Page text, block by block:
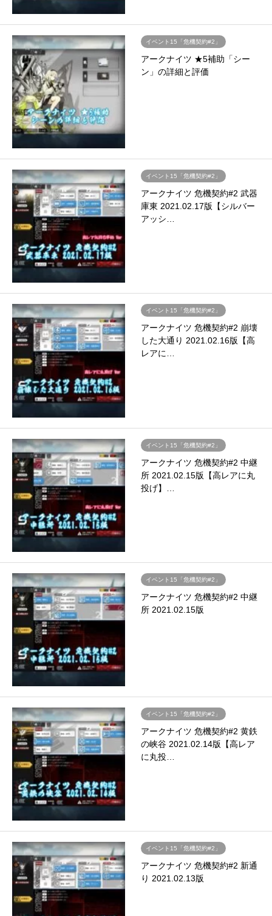
イベント15「危機契約#2」
アークナイツ ★5補助「シー
ン」の詳細と評価
イベント15「危機契約#2」
アークナイツ 危機契約#2 武器
庫東 2021.02.17版【シルバー
アッシ…
イベント15「危機契約#2」
アークナイツ 危機契約#2 崩壊
した大通り 2021.02.16版【高
レアに…
イベント15「危機契約#2」
アークナイツ 危機契約#2 中継
所 2021.02.15版【高レアに丸
投げ】…
イベント15「危機契約#2」
アークナイツ 危機契約#2 中継
所 2021.02.15版
イベント15「危機契約#2」
アークナイツ 危機契約#2 黄鉄
の峡谷 2021.02.14版【高レア
に丸投…
イベント15「危機契約#2」
アークナイツ 危機契約#2 新通
り 2021.02.13版